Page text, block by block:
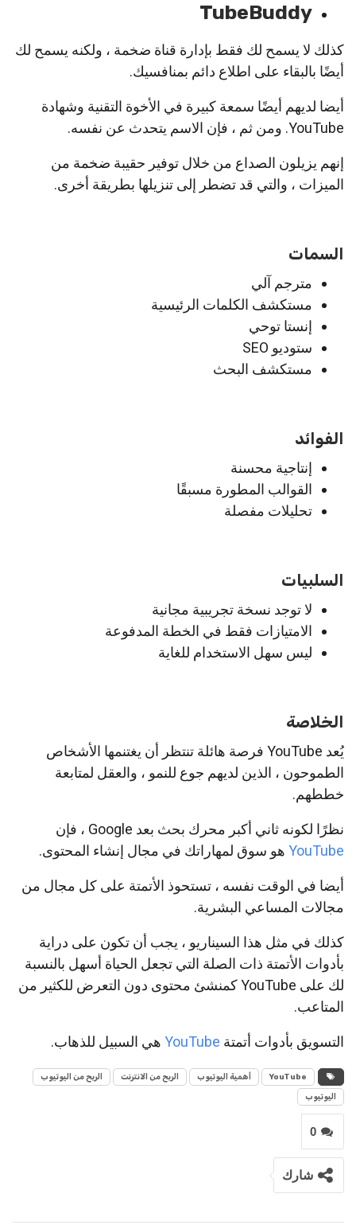
TubeBuddy
كذلك لا يسمح لك فقط بإدارة قناة ضخمة ، ولكنه يسمح لك
أيضًا بالبقاء على اطلاع دائم بمنافسيك.
أيضا لديهم أيضًا سمعة كبيرة في الأخوة التقنية وشهادة
YouTube. ومن ثم ، فإن الاسم يتحدث عن نفسه.
إنهم يزيلون الصداع من خلال توفير حقيبة ضخمة من
الميزات ، والتي قد تضطر إلى تنزيلها بطريقة أخرى.
السمات
مترجم آلي
مستكشف الكلمات الرئيسية
إنستا توحي
ستوديو SEO
مستكشف البحث
الفوائد
إنتاجية محسنة
القوالب المطورة مسبقًا
تحليلات مفصلة
السلبيات
لا توجد نسخة تجريبية مجانية
الامتيازات فقط في الخطة المدفوعة
ليس سهل الاستخدام للغاية
الخلاصة
يُعد YouTube فرصة هائلة تنتظر أن يغتنمها الأشخاص
الطموحون ، الذين لديهم جوع للنمو ، والعقل لمتابعة
خططهم.
نظرًا لكونه ثاني أكبر محرك بحث بعد Google ، فإن
YouTube هو سوق لمهاراتك في مجال إنشاء المحتوى.
أيضا في الوقت نفسه ، تستحوذ الأتمتة على كل مجال من
مجالات المساعي البشرية.
كذلك في مثل هذا السيناريو ، يجب أن تكون على دراية
بأدوات الأتمتة ذات الصلة التي تجعل الحياة أسهل بالنسبة
لك على YouTube كمنشئ محتوى دون التعرض للكثير من
المتاعب.
التسويق بأدوات أتمتة YouTube هي السبيل للذهاب.
YouTube أهمية اليوتيوب الربح من الانترنت الربح من اليوتيوب
اليوتيوب
0
شارك